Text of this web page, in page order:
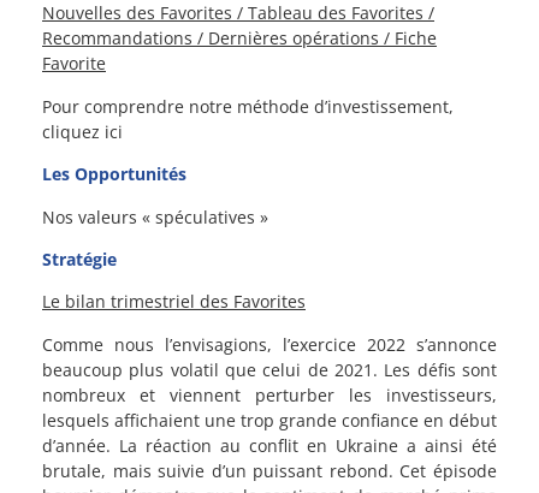
Nouvelles des Favorites / Tableau des Favorites /
Recommandations / Dernières opérations / Fiche
Favorite
Pour comprendre notre méthode d’investissement,
cliquez ici
Les Opportunités
Nos valeurs « spéculatives »
Stratégie
Le bilan trimestriel des Favorites
Comme nous l’envisagions, l’exercice 2022 s’annonce
beaucoup plus volatil que celui de 2021. Les défis sont
nombreux et viennent perturber les investisseurs,
lesquels affichaient une trop grande confiance en début
d’année. La réaction au conflit en Ukraine a ainsi été
brutale, mais suivie d’un puissant rebond. Cet épisode